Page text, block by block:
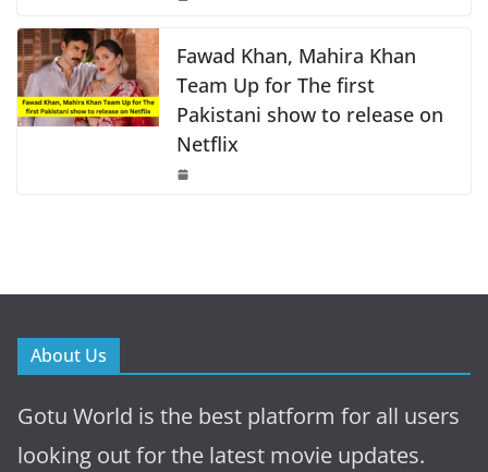
Fawad Khan, Mahira Khan
Team Up for The first
Pakistani show to release on
Netflix
About Us
Gotu World is the best platform for all users
looking out for the latest movie updates.